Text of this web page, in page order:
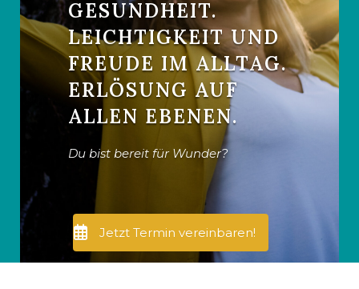
GESUNDHEIT.
LEICHTIGKEIT UND
FREUDE IM ALLTAG.
ERLÖSUNG AUF
ALLEN EBENEN.
Du bist bereit für Wunder?
Jetzt Termin vereinbaren!